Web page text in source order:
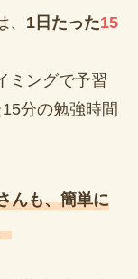
1日たった15
ミングで予習
分の勉強時間
んも、簡単に